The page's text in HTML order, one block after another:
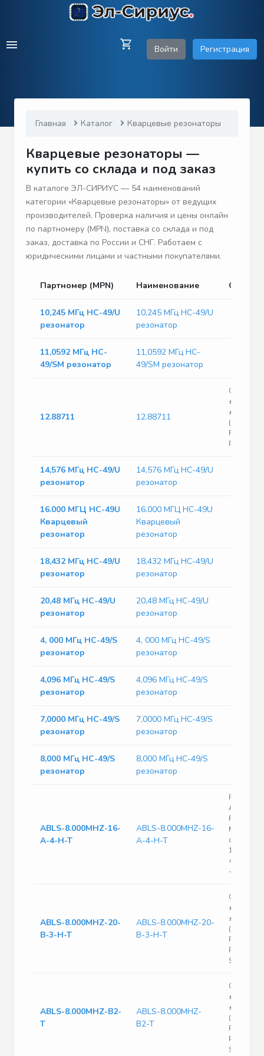
Войти Регистрация
Главная Каталог Кварцевые резонаторы
Кварцевые резонаторы —
купить со склада и под заказ
В каталоге ЭЛ-СИРИУС — 54 наименований
категории «Кварцевые резонаторы» от ведущих
производителей. Проверка наличия и цены онлайн
по партномеру (MPN), поставка со склада и под
заказ, доставка по России и СНГ. Работаем с
юридическими лицами и частными покупателями.
Партномер (MPN) Наименование
10,245 МГц HC-49/U
резонатор
10,245 МГц HC-49/U
резонатор
11,0592 МГц HC-
49/SM резонатор
11,0592 МГц HC-
49/SM резонатор
12.88711 12.88711
Crystal
±30ppm
±30ppm
(Stability)
FUND
Pin SMD
14,576 МГц HC-49/U
резонатор
14,576 МГц HC-49/U
резонатор
16.000 МГЦ HC-49U
Кварцевый
резонатор
16.000 МГЦ HC-49U
Кварцевый
резонатор
18,432 МГц HC-49/U
резонатор
18,432 МГц HC-49/U
резонатор
20,48 МГц HC-49/U
резонатор
20,48 МГц HC-49/U
резонатор
4, 000 МГц HC-49/S
резонатор
4, 000 МГц HC-49/S
резонатор
4,096 МГц HC-49/S
резонатор
4,096 МГц HC-49/S
резонатор
7,0000 МГц HC-49/S
резонатор
7,0000 МГц HC-49/S
резонатор
8,000 МГц HC-49/S
резонатор
8,000 МГц HC-49/S
резонатор
ABLS-8.000MHZ-16-
A-4-H-T
ABLS-8.000MHZ-16-
A-4-H-T
Active
MHz
quartz
16pF
4.20mm
-
ABLS-8.000MHZ-20-
B-3-H-T
ABLS-8.000MHZ-20-
B-3-H-T
Crystal
±25ppm
±35ppm
(Stability)
FUND
Pin HC-
SMD T/R
ABLS-8.000MHZ-B2-
T
ABLS-8.000MHZ-
B2-T
Crystal
±20ppm
±50ppm
(Stability)
FUND
Pin HC-
SMD T/R